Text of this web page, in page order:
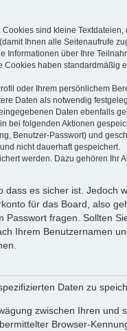
sind kleine
Ihnen alle Seitenaufrufe
über Ihre
haben
oder Ihrem persönlichem
Daten als notwendig
Daten ebenfalls
bei folgenden Aktionen
Benutzer-Passwort) und
nicht dauerhaft gespeichert.
werden. Dazu gehören
es sicher ist.
für das Board, also
fragen. Sollten
Ihrem Benutzernamen
Daten zu
zwischen Ihren
Browser-